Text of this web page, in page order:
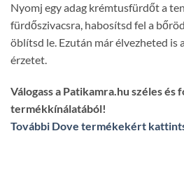
Nyomj egy adag krémtusfürdőt a
fürdőszivacsra, habosítsd fel a
öblítsd le. Ezután már élvezheted is
érzetet.
Válogass a Patikamra.hu széles
termékkínálatából!
További Dove termékekért